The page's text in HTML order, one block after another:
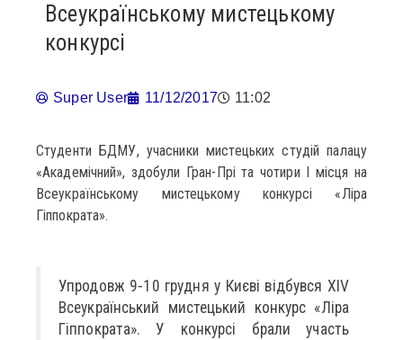
Всеукраїнському мистецькому
конкурсі
Super User 11/12/2017 11:02
Студенти БДМУ, учасники мистецьких студій палацу
«Академічний», здобули Гран-Прі та чотири I місця на
Всеукраїнському мистецькому конкурсі «Ліра
Гіппократа».
Упродовж 9-10 грудня у Києві відбувся XIV
Всеукраїнський мистецький конкурс «Ліра
Гіппократа». У конкурсі брали участь